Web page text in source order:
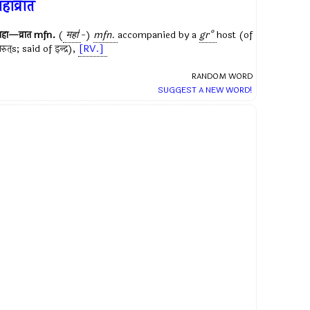
mfn. ( महा॑ -) mfn. accompanied by agr°host (of
s; said ofइन्द्र), [RV.]
RANDOM WORD
SUGGEST A NEW WORD!